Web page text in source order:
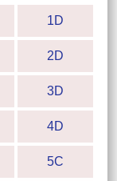
1D
2D
3D
4D
5C